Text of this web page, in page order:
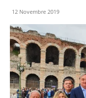
12 Novembre 2019